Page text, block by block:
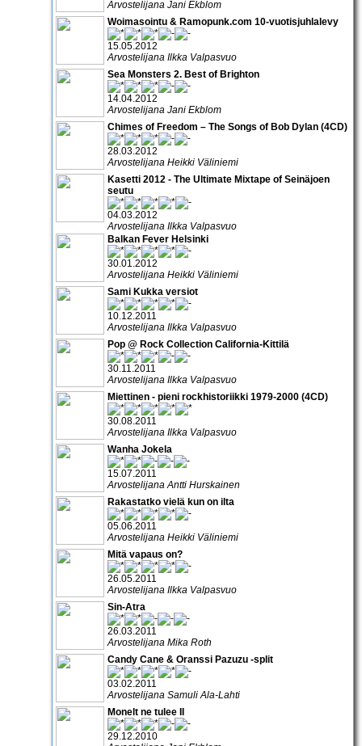
Arvostelijana Jani Ekblom
Woimasointu & Ramopunk.com 10-vuotisjuhlalevy
15.05.2012
Arvostelijana Ilkka Valpasvuo
Sea Monsters 2. Best of Brighton
14.04.2012
Arvostelijana Jani Ekblom
Chimes of Freedom – The Songs of Bob Dylan (4CD)
28.03.2012
Arvostelijana Heikki Väliniemi
Kasetti 2012 - The Ultimate Mixtape of Seinäjoen
seutu
04.03.2012
Arvostelijana Ilkka Valpasvuo
Balkan Fever Helsinki
30.01.2012
Arvostelijana Heikki Väliniemi
Sami Kukka versiot
10.12.2011
Arvostelijana Ilkka Valpasvuo
Pop @ Rock Collection California-Kittilä
30.11.2011
Arvostelijana Ilkka Valpasvuo
Miettinen - pieni rockhistoriikki 1979-2000 (4CD)
30.08.2011
Arvostelijana Ilkka Valpasvuo
Wanha Jokela
15.07.2011
Arvostelijana Antti Hurskainen
Rakastatko vielä kun on ilta
05.06.2011
Arvostelijana Heikki Väliniemi
Mitä vapaus on?
26.05.2011
Arvostelijana Ilkka Valpasvuo
Sin-Atra
26.03.2011
Arvostelijana Mika Roth
Candy Cane & Oranssi Pazuzu -split
03.02.2011
Arvostelijana Samuli Ala-Lahti
Monelt ne tulee II
29.12.2010